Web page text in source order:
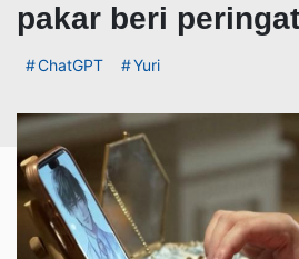
pakar beri
ChatGPT Yuri